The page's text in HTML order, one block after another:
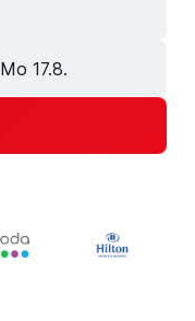
Mo 17.8.